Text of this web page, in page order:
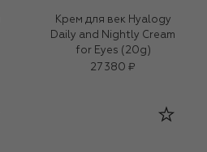
Крем для век Hyalogy
Daily and Nightly Cream
for Eyes (20g)
27 380 ₽